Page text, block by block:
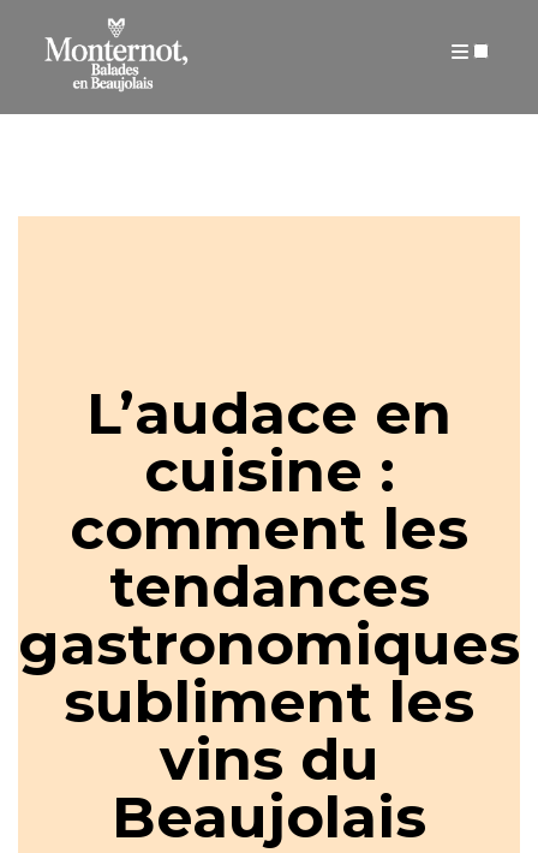
ARTICLES
L’audace en
cuisine :
comment les
tendances
gastronomiques
subliment les
vins du
Beaujolais